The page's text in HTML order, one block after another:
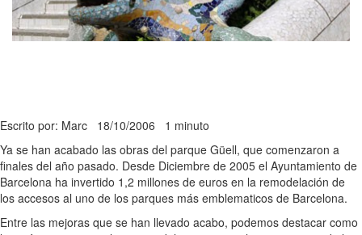
Escrito por: Marc 18/10/2006 1 minuto
Ya se han acabado las obras del parque Güell, que comenzaron a
finales del año pasado. Desde Diciembre de 2005 el Ayuntamiento de
Barcelona ha invertido 1,2 millones de euros en la remodelación de
los accesos al uno de los parques más emblematicos de Barcelona.
Entre las mejoras que se han llevado acabo, podemos destacar como